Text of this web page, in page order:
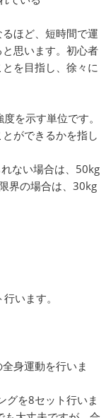
ほど、短時間で運
思います。初心者
を目指し、徐々に
を示す単位です。
ができるかを指し
ない場合は、50kg
界の場合は、30kg
います。
身運動を行いま
グを8セット行いま